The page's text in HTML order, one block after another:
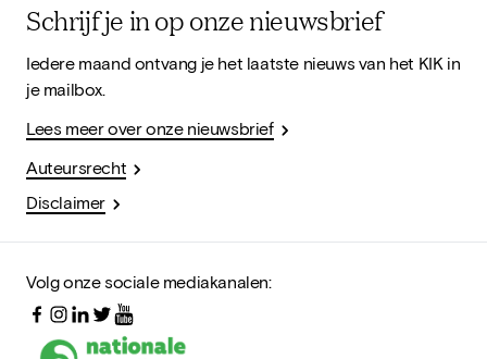
Schrijf je in op onze nieuwsbrief
Iedere maand ontvang je het laatste nieuws van het KIK in
je mailbox.
Lees meer over onze nieuwsbrief
Auteursrecht
Disclaimer
Volg onze sociale mediakanalen: